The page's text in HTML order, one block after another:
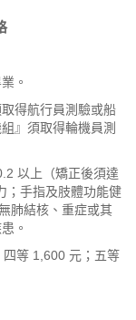
。
得航行員測驗或船
』須取得輪機員測
以上（矯正後須達
；手指及肢體功能健
肺結核、重症或其
。
等 1,600 元；五等